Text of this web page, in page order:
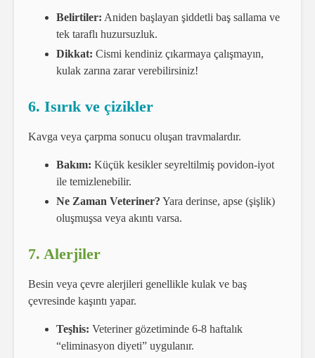
Belirtiler: Aniden başlayan şiddetli baş sallama ve
tek taraflı huzursuzluk.
Dikkat: Cismi kendiniz çıkarmaya çalışmayın,
kulak zarına zarar verebilirsiniz!
6. Isırık ve çizikler
Kavga veya çarpma sonucu oluşan travmalardır.
Bakım: Küçük kesikler seyreltilmiş povidon-iyot
ile temizlenebilir.
Ne Zaman Veteriner? Yara derinse, apse (şişlik)
oluşmuşsa veya akıntı varsa.
7. Alerjiler
Besin veya çevre alerjileri genellikle kulak ve baş
çevresinde kaşıntı yapar.
Teşhis: Veteriner gözetiminde 6-8 haftalık
“eliminasyon diyeti” uygulanır.